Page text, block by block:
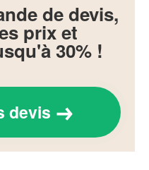
de devis,
prix et
30% !
devis